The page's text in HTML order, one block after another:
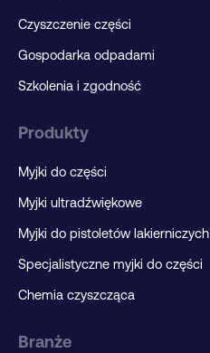
Czyszczenie części
Gospodarka odpadami
Szkolenia i zgodność
Produkty
Myjki do części
Myjki ultradźwiękowe
Myjki do pistoletów lakierniczych
Specjalistyczne myjki do części
Chemia czyszcząca
Branże